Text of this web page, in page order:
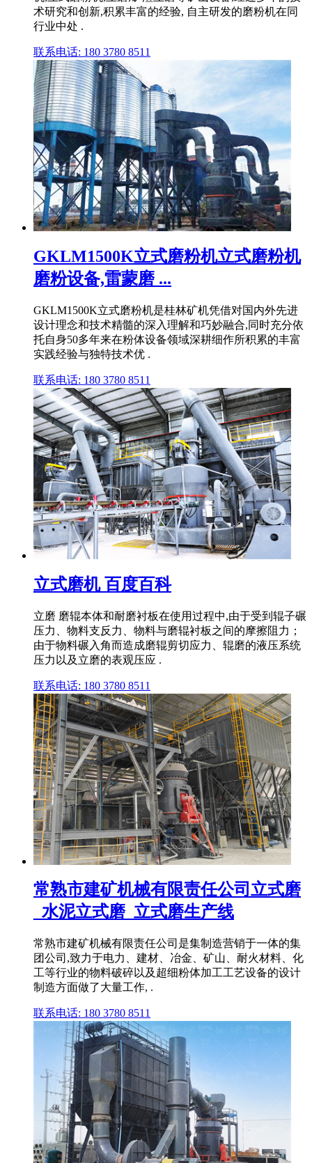
术研究和创新,积累丰富的经验, 自主研发的磨粉机在同
行业中处 .
联系电话: 180 3780 8511
GKLM1500K立式磨粉机立式磨粉机
磨粉设备,雷蒙磨 ...
GKLM1500K立式磨粉机是桂林矿机凭借对国内外先进
设计理念和技术精髓的深入理解和巧妙融合,同时充分依
托自身50多年来在粉体设备领域深耕细作所积累的丰富
实践经验与独特技术优 .
联系电话: 180 3780 8511
立式磨机 百度百科
立磨 磨辊本体和耐磨衬板在使用过程中,由于受到辊子碾
压力、物料支反力、物料与磨辊衬板之间的摩擦阻力；
由于物料碾入角而造成磨辊剪切应力、辊磨的液压系统
压力以及立磨的表观压应 .
联系电话: 180 3780 8511
常熟市建矿机械有限责任公司立式磨
_水泥立式磨_立式磨生产线
常熟市建矿机械有限责任公司是集制造营销于一体的集
团公司,致力于电力、建材、冶金、矿山、耐火材料、化
工等行业的物料破碎以及超细粉体加工工艺设备的设计
制造方面做了大量工作, .
联系电话: 180 3780 8511